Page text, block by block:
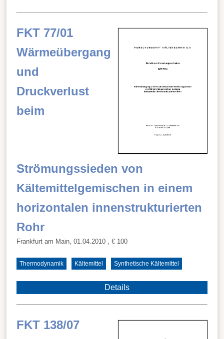
FKT 77/01
Wärmeübergang
und
Druckverlust
beim
Strömungssieden von
Kältemittelgemischen in einem
horizontalen innenstrukturierten
Rohr
Frankfurt am Main, 01.04.2010 , € 100
Thermodynamik Kältemittel Synthetische Kältemittel
Details
FKT 138/07